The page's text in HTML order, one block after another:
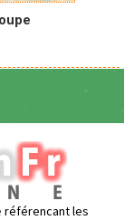
référencant les